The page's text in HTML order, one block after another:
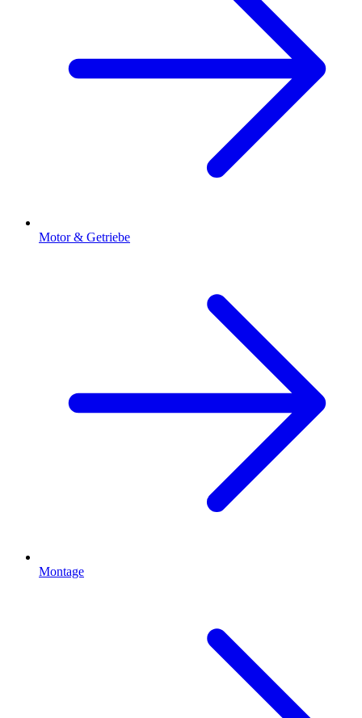
Motor & Getriebe
Montage